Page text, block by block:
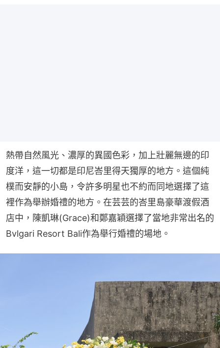
熱帶自然風光、濃厚的異國色彩，加上壯麗無邊的印
度洋，這一切都是印尼峇里得天獨厚的地方。這個純
樸而安靜的小島，令許多明星也不約而同地選擇了這
裡作為舉辦婚禮的地方。在芸芸的峇里島豪華渡假酒
店中，陳凱琳(Grace)和鄭嘉穎選擇了當地非常出名的
Bvlgari Resort Bali作為舉行婚禮的場地。